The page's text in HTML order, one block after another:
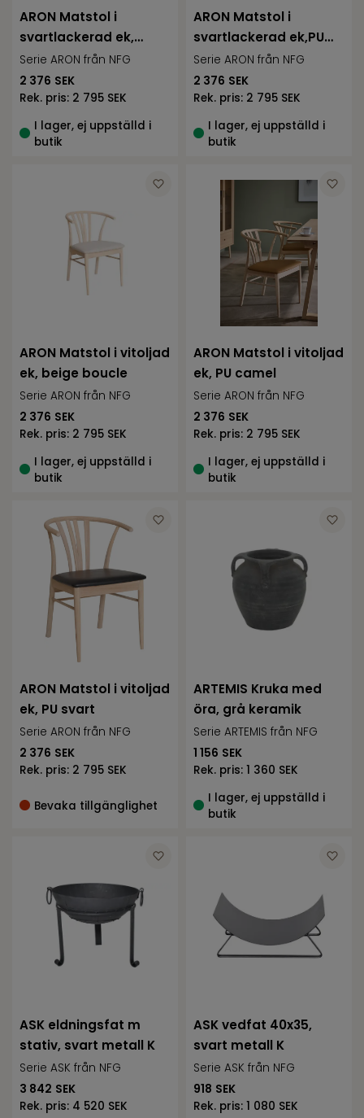
ARON Matstol i
svartlackerad ek,
beige
Serie ARON från NFG
2 376 SEK
Rek. pris: 2 795 SEK
I lager, ej uppställd i
butik
ARON Matstol i
svartlackerad ek,PU
svart
Serie ARON från NFG
2 376 SEK
Rek. pris: 2 795 SEK
I lager, ej uppställd i
butik
ARON Matstol i vitoljad
ek, beige boucle
Serie ARON från NFG
2 376 SEK
Rek. pris: 2 795 SEK
I lager, ej uppställd i
butik
ARON Matstol i vitoljad
ek, PU camel
Serie ARON från NFG
2 376 SEK
Rek. pris: 2 795 SEK
I lager, ej uppställd i
butik
ARON Matstol i vitoljad
ek, PU svart
Serie ARON från NFG
2 376 SEK
Rek. pris: 2 795 SEK
Bevaka tillgänglighet
ARTEMIS Kruka med
öra, grå keramik
Serie ARTEMIS från NFG
1 156 SEK
Rek. pris: 1 360 SEK
I lager, ej uppställd i
butik
ASK eldningsfat m
stativ, svart metall K
Serie ASK från NFG
3 842 SEK
Rek. pris: 4 520 SEK
ASK vedfat 40x35,
svart metall K
Serie ASK från NFG
918 SEK
Rek. pris: 1 080 SEK